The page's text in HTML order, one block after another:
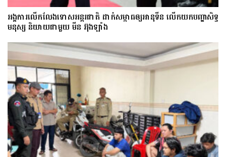
អង្គការលើកលែងទោសអន្តរជាតិ ដាក់សម្ពាធឲ្យអានុទីន លើកយកបញ្ហាសិទ្ធ
មនុស្ស និយាយជាមួយ មីន អ៊ុងឡាំង